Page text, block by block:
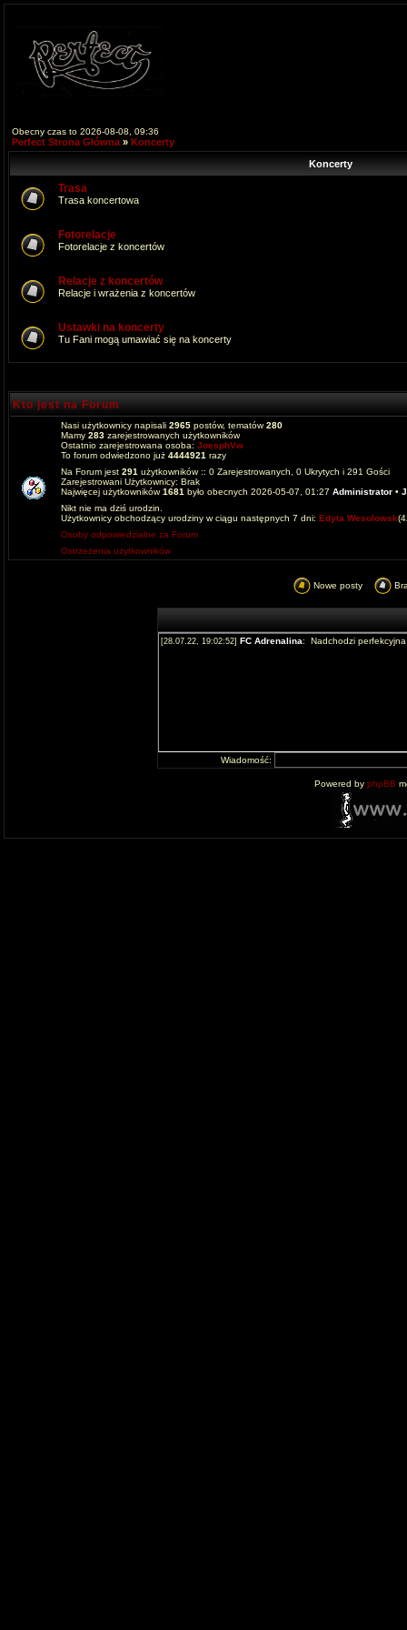
Obecny czas to 2026-08-08, 09:36
Perfect Strona Główna » Koncerty
Koncerty
Trasa
Trasa koncertowa
Fotorelacje
Fotorelacje z koncertów
Relacje z koncertów
Relacje i wrażenia z koncertów
Ustawki na koncerty
Tu Fani mogą umawiać się na koncerty
Kto jest na Forum
Nasi użytkownicy napisali 2965 postów, tematów280
Mamy 283 zarejestrowanych użytkowników
Ostatnio zarejestrowana osoba: JoesphVw
To forum odwiedzono już 4444921 razy
Na Forum jest 291 użytkowników :: 0 Zarejestrowanych, 0 Ukrytych i 291 Gości
Zarejestrowani Użytkownicy: Brak
Najwięcej użytkowników1681 było obecnych 2026-05-07, 01:27 Administrator •
Nikt nie ma dziś urodzin.
Użytkownicy obchodzący urodziny w ciągu następnych 7 dni: Edyta Wesolowsk
Osoby odpowiedzialne za Forum
Ostrzeżenia użytkowników
Nowe posty
Wiadomość:
Powered by phpBB